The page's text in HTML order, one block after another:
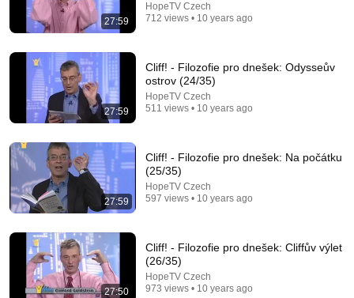
You’ll stop using ChatGPT after listening to this |
Jonathan Pageau [ARC 2026]
Alliance for Responsible Citizenship and Jonathan
Pageau
• 1M views
27:59
HopeTV Czech
712 views • 10 years ago
27:59
Cliff! - Filozofie pro dnešek: Odysseův
ostrov (24/35)
HopeTV Czech
511 views • 10 years ago
27:59
Cliff! - Filozofie pro dnešek: Na počátku
(25/35)
HopeTV Czech
597 views • 10 years ago
27:50
Cliff! - Filozofie pro dnešek: Cliffův výlet
(26/35)
HopeTV Czech
973 views • 10 years ago